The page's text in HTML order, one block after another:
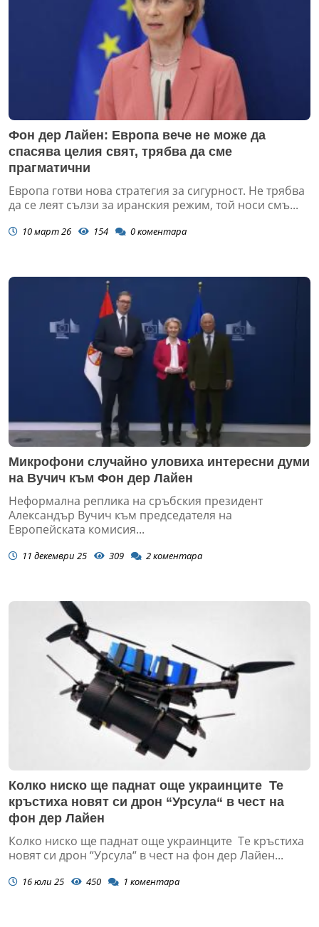
Фон дер Лайен: Европа вече не може да
спасява целия свят, трябва да сме
прагматични
Европа готви нова стратегия за сигурност. Не трябва
да се леят сълзи за иранския режим, той носи смъ...
10 март 26 154 0коментара
Микрофони случайно уловиха интересни думи
на Вучич към Фон дер Лайен
Неформална реплика на сръбския президент
Александър Вучич към председателя на
Европейската комисия...
11 декември 25 309 2коментара
Колко ниско ще паднат още украинците Те
кръстиха новят си дрон “Урсула“ в чест на
фон дер Лайен
Колко ниско ще паднат още украинците Те кръстиха
новят си дрон “Урсула“ в чест на фон дер Лайен...
16 юли 25 450 1 коментара